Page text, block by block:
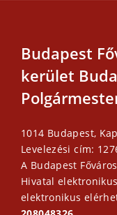
Budapest
kerület
1014 Budapest,
Levelezési cím:
A Budapest
Hivatal
elektronikus